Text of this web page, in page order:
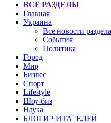
ВСЕ РАЗДЕЛЫ
Главная
Украина
Все новости раздела
События
Политика
Город
Мир
Бизнес
Спорт
Lifestyle
Шоу-биз
Наука
БЛОГИ ЧИТАТЕЛЕЙ